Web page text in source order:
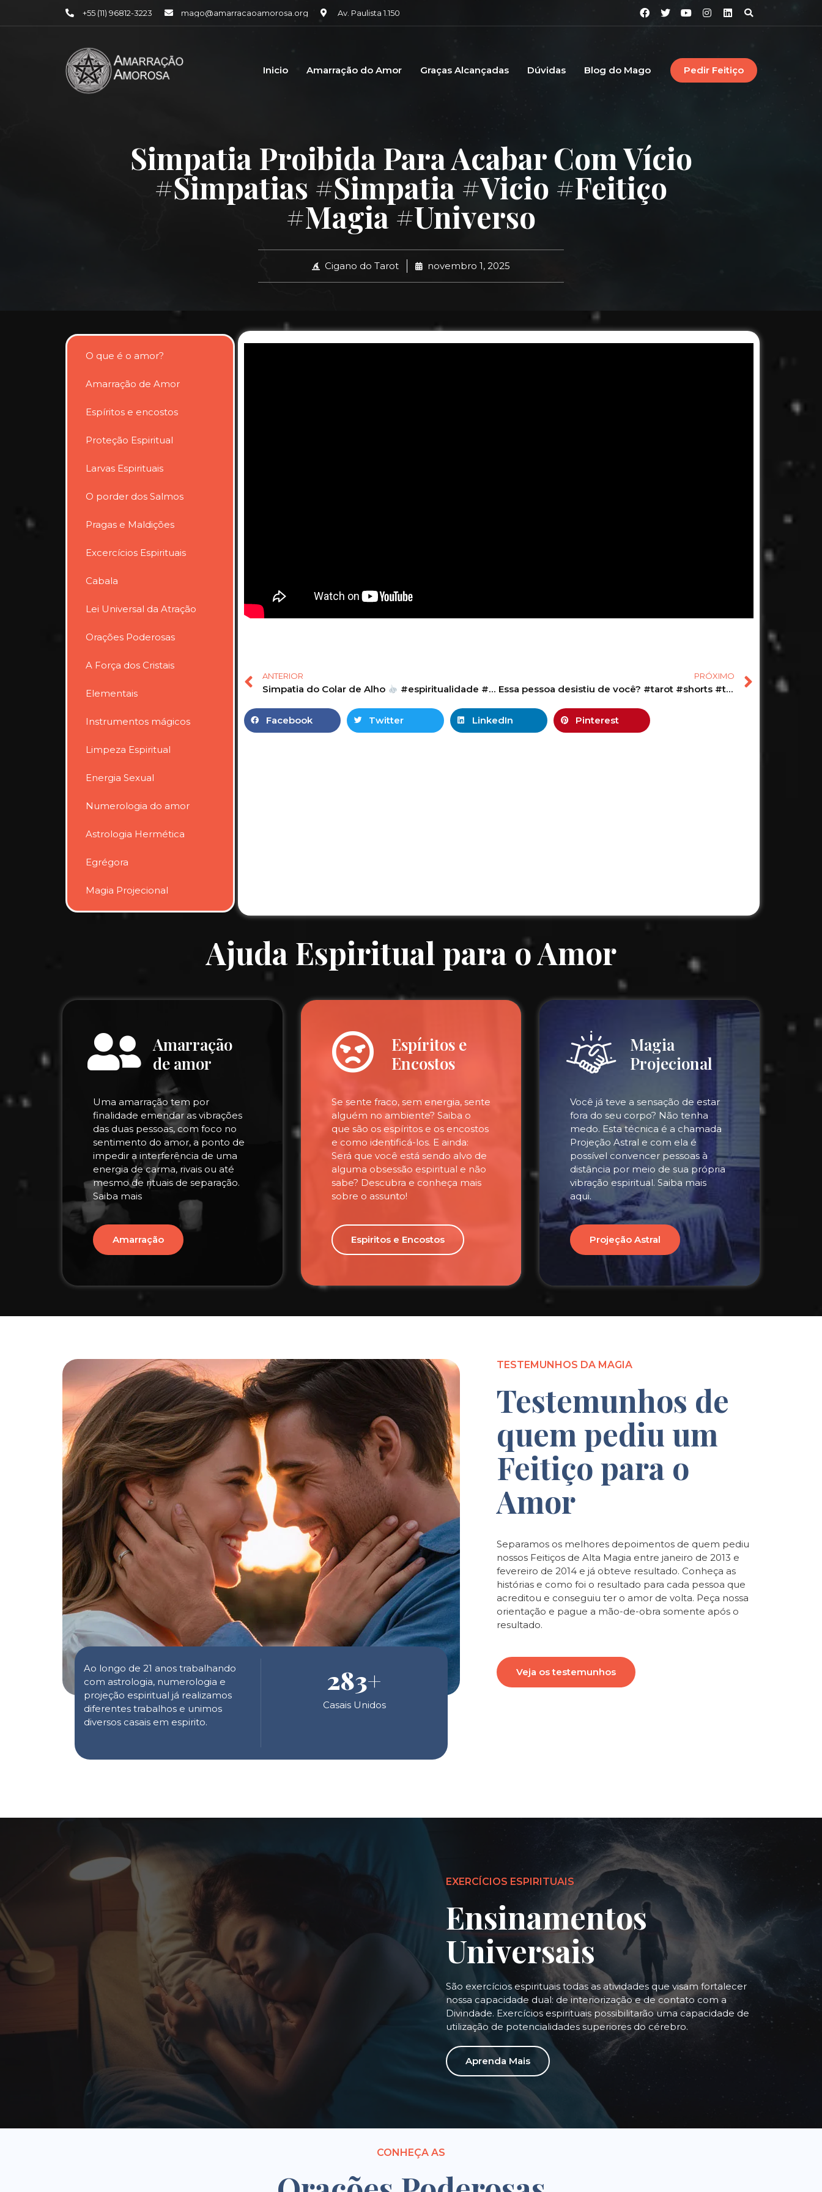
+55 (11) 96812-3223 mago@amarracaoamorosa.org Av. Paulista 1.150
Inicio Amarração do Amor Graças Alcançadas Dúvidas Blog do Mago Pedir Feitiço
Simpatia Proibida Para Acabar Com Vício
#simpatias #simpatia #vicio #feitiço
#magia #universo
Cigano do Tarot novembro 1, 2025
O que é o amor?
Amarração de Amor
Espíritos e encostos
Proteção Espiritual
Larvas Espirituais
O porder dos Salmos
Pragas e Maldições
Excercícios Espirituais
Cabala
Lei Universal da Atração
Orações Poderosas
A Força dos Cristais
Elementais
Instrumentos mágicos
Limpeza Espiritual
Energia Sexual
Numerologia do amor
Astrologia Hermética
Egrégora
Magia Projecional
ANTERIOR
Simpatia do Colar de Alho #espiritualidade #simpatias #magia #bruxa
PRÓXIMO
Essa pessoa desistiu de você? #tarot #shorts #tarotdehoje #taro #tarô
Facebook Twitter LinkedIn Pinterest
Ajuda Espiritual para o Amor
Amarração
de amor
Uma amarração tem por
finalidade emendar as vibrações
das duas pessoas, com foco no
sentimento do amor, a ponto de
impedir a interferência de uma
energia de carma, rivais ou até
mesmo de rituais de separação.
Saiba mais
Amarração
Espíritos e
Encostos
Se sente fraco, sem energia, sente
alguém no ambiente? Saiba o
que são os espíritos e os encostos
e como identificá-los. E ainda:
Será que você está sendo alvo de
alguma obsessão espiritual e não
sabe? Descubra e conheça mais
sobre o assunto!
Espiritos e Encostos
Magia
Projecional
Você já teve a sensação de estar
fora do seu corpo? Não tenha
medo. Esta técnica é a chamada
Projeção Astral e com ela é
possível convencer pessoas à
distância por meio de sua própria
vibração espiritual. Saiba mais
aqui.
Projeção Astral
Ao longo de 21 anos trabalhando
com astrologia, numerologia e
projeção espiritual já realizamos
diferentes trabalhos e unimos
diversos casais em espirito.
283+
Casais Unidos
TESTEMUNHOS DA MAGIA
Testemunhos de
quem pediu um
Feitiço para o
Amor
Separamos os melhores depoimentos de quem pediu
nossos Feitiços de Alta Magia entre janeiro de 2013 e
fevereiro de 2014 e já obteve resultado. Conheça as
histórias e como foi o resultado para cada pessoa que
acreditou e conseguiu ter o amor de volta. Peça nossa
orientação e pague a mão-de-obra somente após o
resultado.
Veja os testemunhos
EXERCÍCIOS ESPIRITUAIS
Ensinamentos
Universais
São exercícios espirituais todas as atividades que visam fortalecer
nossa capacidade dual: de interiorização e de contato com a
Divindade. Exercícios espirituais possibilitarão uma capacidade de
utilização de potencialidades superiores do cérebro.
Aprenda Mais
CONHEÇA AS